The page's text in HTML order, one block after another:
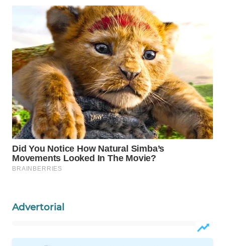
Advertorial
TV
WAHANANEWS
ID
WAHANANEWS
CO ID
WAHANANEWS
NET